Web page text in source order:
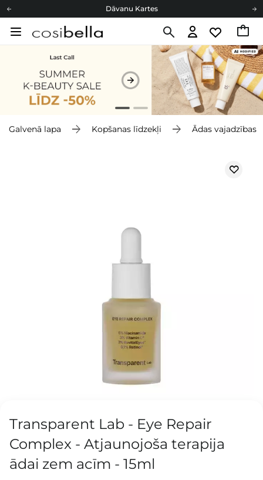
Dāvanu Kartes
Cosibella lojalitātes programma
Galvenā lapa Kopšanas līdzekļi Ādas vajadzības
Transparent Lab - Eye Repair
Complex - Atjaunojoša terapija
ādai zem acīm - 15ml